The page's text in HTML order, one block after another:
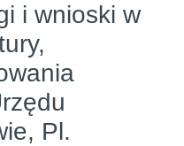
i wnioski w
Pl.